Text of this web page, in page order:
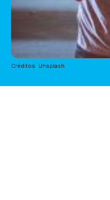
Créditos: Unsplash